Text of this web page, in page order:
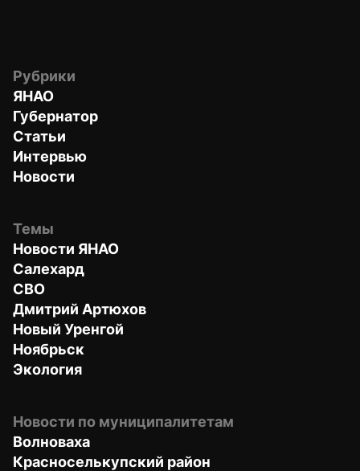
Рубрики
ЯНАО
Губернатор
Статьи
Интервью
Новости
Темы
Новости ЯНАО
Салехард
СВО
Дмитрий Артюхов
Новый Уренгой
Ноябрьск
Экология
Новости по муниципалитетам
Волноваха
Красноселькупский район